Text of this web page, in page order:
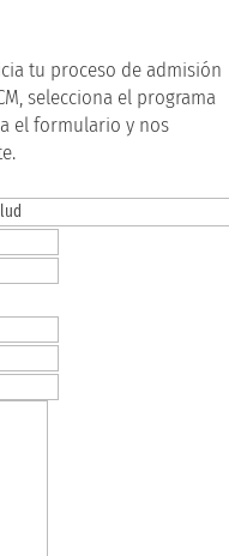
tu proceso de admisión
selecciona el programa
el formulario y nos